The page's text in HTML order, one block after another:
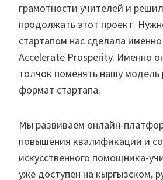
грамотности учителей и
продолжать этот проект.
стартапом нас сделала
Accelerate Prosperity. Именно
толчок поменять нашу модель
формат стартапа.
Мы развиваем онлайн-
повышения квалификации и
искусственного помощника-
уже доступен на кыргызском,